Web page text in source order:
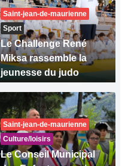
Saint-jean-de-maurienne
Sport
Le Challenge René
Miksa rassemble la
jeunesse du judo
Saint-jean-de-maurienne
Culture/loisirs
Le Conseil Municipal